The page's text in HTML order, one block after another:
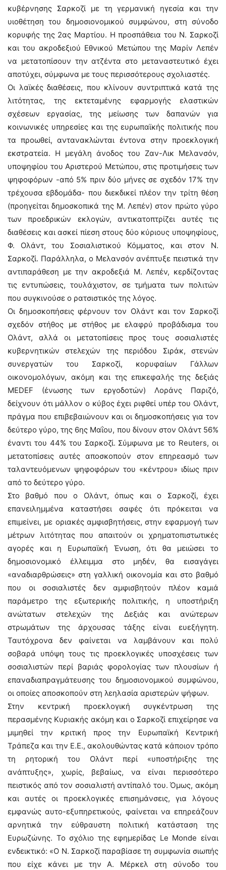
κυβέρνησης Σαρκοζί με τη γερμανική ηγεσία και την
υιοθέτηση του δημοσιονομικού συμφώνου, στη σύνοδο
κορυφής της 2ας Μαρτίου. Η προσπάθεια του Ν. Σαρκοζί
και του ακροδεξιού Εθνικού Μετώπου της Μαρίν Λεπέν
να μετατοπίσουν την ατζέντα στο μεταναστευτικό έχει
αποτύχει, σύμφωνα με τους περισσότερους σχολιαστές.
Οι λαϊκές διαθέσεις, που κλίνουν συντριπτικά κατά της
λιτότητας, της εκτεταμένης εφαρμογής ελαστικών
σχέσεων εργασίας, της μείωσης των δαπανών για
κοινωνικές υπηρεσίες και της ευρωπαϊκής πολιτικής που
τα προωθεί, αντανακλώνται έντονα στην προεκλογική
εκστρατεία. Η μεγάλη άνοδος του Ζαν-Λικ Μελανσόν,
υποψηφίου του Αριστερού Μετώπου, στις προτιμήσεις των
ψηφοφόρων -από 5% πριν δύο μήνες σε σχεδόν 17% την
τρέχουσα εβδομάδα- που διεκδικεί πλέον την τρίτη θέση
(προηγείται δημοσκοπικά της Μ. Λεπέν) στον πρώτο γύρο
των προεδρικών εκλογών, αντικατοπτρίζει αυτές τις
διαθέσεις και ασκεί πίεση στους δύο κύριους υποψηφίους,
Φ. Ολάντ, του Σοσιαλιστικού Κόμματος, και στον Ν.
Σαρκοζί. Παράλληλα, ο Μελανσόν ανέπτυξε πειστικά την
αντιπαράθεση με την ακροδεξιά Μ. Λεπέν, κερδίζοντας
τις εντυπώσεις, τουλάχιστον, σε τμήματα των πολιτών
που συγκινούσε ο ρατσιστικός της λόγος.
Οι δημοσκοπήσεις φέρνουν τον Ολάντ και τον Σαρκοζί
σχεδόν στήθος με στήθος με ελαφρύ προβάδισμα του
Ολάντ, αλλά οι μετατοπίσεις προς τους σοσιαλιστές
κυβερνητικών στελεχών της περιόδου Σιράκ, στενών
συνεργατών του Σαρκοζί, κορυφαίων Γάλλων
οικονομολόγων, ακόμη και της επικεφαλής της δεξιάς
MEDEF (ένωσης των εργοδοτών) Λοράνς Παριζό,
δείχνουν ότι μάλλον ο κύβος έχει ριφθεί υπέρ του Ολάντ,
πράγμα που επιβεβαιώνουν και οι δημοσκοπήσεις για τον
δεύτερο γύρο, της 6ης Μαΐου, που δίνουν στον Ολάντ 56%
έναντι του 44% του Σαρκοζί. Σύμφωνα με το Reuters, οι
μετατοπίσεις αυτές αποσκοπούν στον επηρεασμό των
ταλαντευόμενων ψηφοφόρων του «κέντρου» ιδίως πριν
από το δεύτερο γύρο.
Στο βαθμό που ο Ολάντ, όπως και ο Σαρκοζί, έχει
επανειλημμένα καταστήσει σαφές ότι πρόκειται να
επιμείνει, με οριακές αμφισβητήσεις, στην εφαρμογή των
μέτρων λιτότητας που απαιτούν οι χρηματοπιστωτικές
αγορές και η Ευρωπαϊκή Ένωση, ότι θα μειώσει το
δημοσιονομικό έλλειμμα στο μηδέν, θα εισαγάγει
«αναδιαρθρώσεις» στη γαλλική οικονομία και στο βαθμό
που οι σοσιαλιστές δεν αμφισβητούν πλέον καμιά
παράμετρο της εξωτερικής πολιτικής, η υποστήριξη
ανώτατων στελεχών της Δεξιάς και ανώτερων
στρωμάτων της άρχουσας τάξης είναι ευεξήγητη.
Ταυτόχρονα δεν φαίνεται να λαμβάνουν και πολύ
σοβαρά υπόψη τους τις προεκλογικές υποσχέσεις των
σοσιαλιστών περί βαριάς φορολογίας των πλουσίων ή
επαναδιαπραγμάτευσης του δημοσιονομικού συμφώνου,
οι οποίες αποσκοπούν στη λεηλασία αριστερών ψήφων.
Στην κεντρική προεκλογική συγκέντρωση της
περασμένης Κυριακής ακόμη και ο Σαρκοζί επιχείρησε να
μιμηθεί την κριτική προς την Ευρωπαϊκή Κεντρική
Τράπεζα και την Ε.Ε., ακολουθώντας κατά κάποιον τρόπο
τη ρητορική του Ολάντ περί «υποστήριξης της
ανάπτυξης», χωρίς, βεβαίως, να είναι περισσότερο
πειστικός από τον σοσιαλιστή αντίπαλό του. Όμως, ακόμη
και αυτές οι προεκλογικές επισημάνσεις, για λόγους
εμφανώς αυτο-εξυπηρετικούς, φαίνεται να επηρεάζουν
αρνητικά την εύθραυστη πολιτική κατάσταση της
Ευρωζώνης. Το σχόλιο της εφημερίδας Le Monde είναι
ενδεικτικό: «Ο Ν. Σαρκοζί παραβίασε τη συμφωνία σιωπής
που είχε κάνει με την Α. Μέρκελ στη σύνοδο του